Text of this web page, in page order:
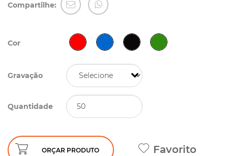
Compartilhe:
Cor
Gravação
Quantidade
ORÇAR PRODUTO Favorito